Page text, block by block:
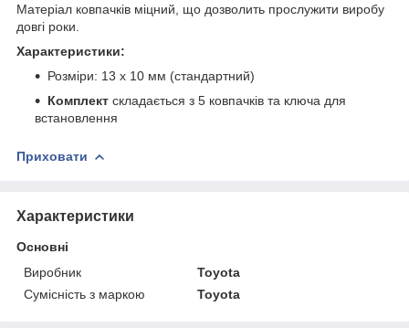
Матеріал ковпачків міцний, що дозволить прослужити виробу
довгі роки.
Характеристики:
Розміри: 13 х 10 мм (стандартний)
Комплект складається з 5 ковпачків та ключа для
встановлення
Приховати
Характеристики
Основні
Виробник
Toyota
Сумісність з маркою
Toyota